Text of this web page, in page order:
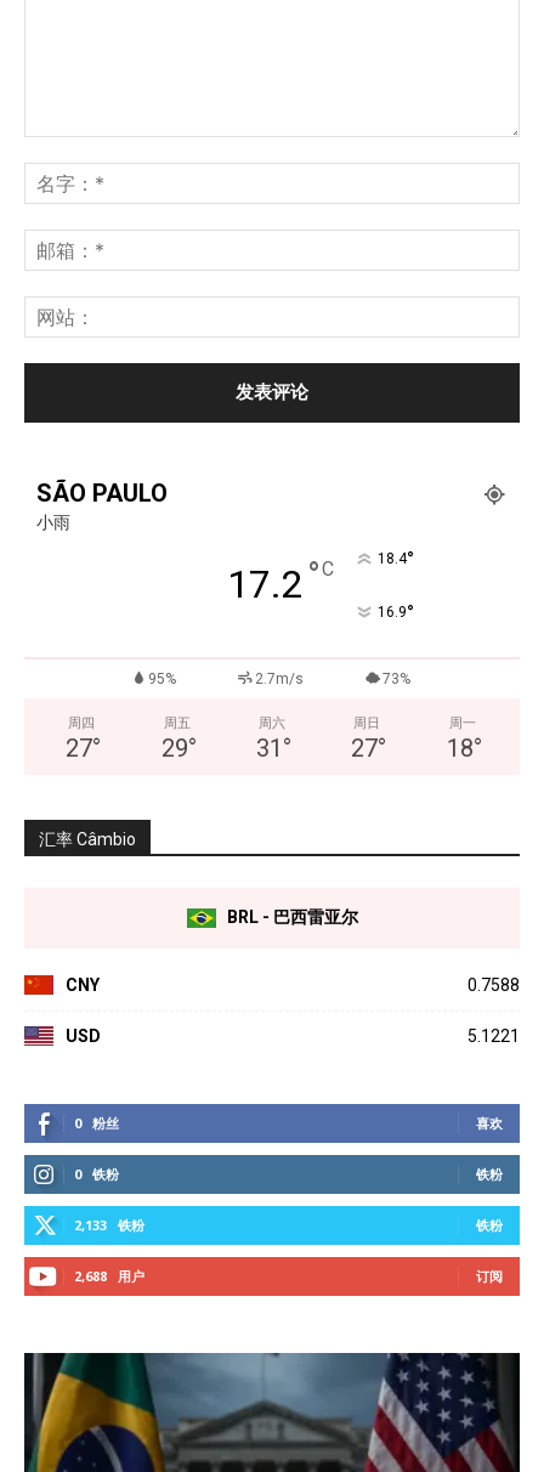
SÃO PAULO
小雨
17.2 °C 18.4°
16.9°
95% 2.7m/s 73%
周四
27°
周五
29°
周六
31 °
周日
27°
周一
18°
汇率 Câmbio
BRL - 巴西雷亚尔
CNY 0.7588
USD 5.1221
0 粉丝 喜欢
0 铁粉 铁粉
2,133 铁粉 铁粉
2,688 用户 订阅